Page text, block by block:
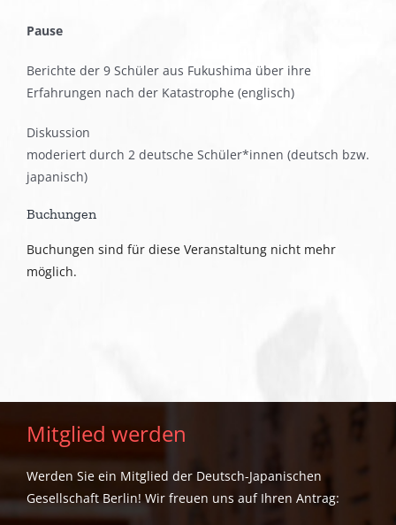
Pause
Berichte der 9 Schüler aus Fukushima über ihre
Erfahrungen nach der Katastrophe (englisch)
Diskussion
moderiert durch 2 deutsche Schüler*innen (deutsch bzw.
japanisch)
Buchungen
Buchungen sind für diese Veranstaltung nicht mehr
möglich.
Mitglied werden
Werden Sie ein Mitglied der Deutsch-Japanischen
Gesellschaft Berlin! Wir freuen uns auf Ihren Antrag: